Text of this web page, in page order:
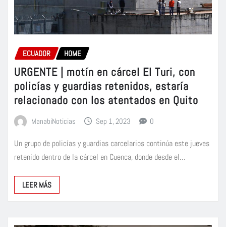
ECUADOR HOME
URGENTE | motín en cárcel El Turi, con
policías y guardias retenidos, estaría
relacionado con los atentados en Quito
ManabiNoticias Sep 1, 2023 0
Un grupo de policías y guardias carcelarios continúa este jueves
retenido dentro de la cárcel en Cuenca, donde desde el…
LEER MÁS